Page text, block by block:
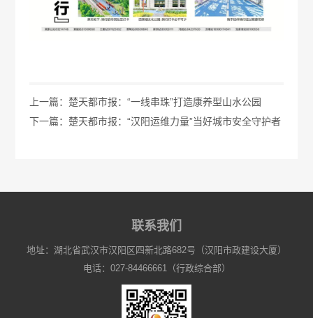
上一篇：楚天都市报：“一线串珠”打造康养型山水公园
下一篇：楚天都市报：“汉阳运维力量”当好城市安全守护者
联系我们
地址：湖北省武汉市汉阳区四新北路682号（汉阳市政建设大厦）
电话：027-84466661（行政综合部）